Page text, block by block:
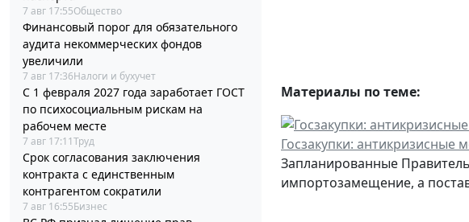
7 авг 17:55Общество
Финансовый порог для обязательного
аудита некоммерческих фондов
увеличили
7 авг 17:36Налоги и бухучет
С 1 февраля 2027 года заработает ГОСТ
по психосоциальным рискам на
рабочем месте
7 авг 17:11Труд
Срок согласования заключения
контракта с единственным
контрагентом сократили
7 авг 16:55Бизнес
Материалы по теме:
Госзакупки: антикризисные
Запланированные
импортозамещение, а